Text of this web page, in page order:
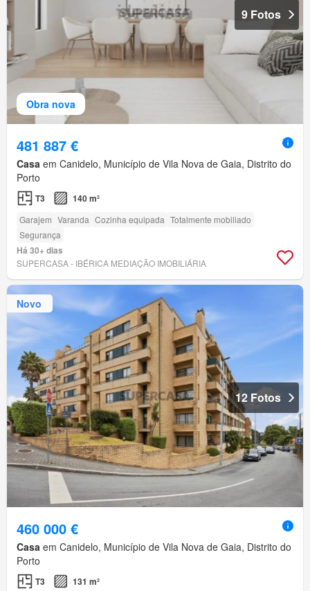
Obra nova
9 Fotos
481 887 €
Casa em Canidelo, Município de Vila Nova de Gaia, Distrito do
Porto
T3 140 m²
Garajem Varanda Cozinha equipada Totalmente mobiliado
Segurança
Há 30+ dias
SUPERCASA - IBÉRICA MEDIAÇÃO IMOBILIÁRIA
Novo
12 Fotos
460 000 €
Casa em Canidelo, Município de Vila Nova de Gaia, Distrito do
Porto
T3 131 m²